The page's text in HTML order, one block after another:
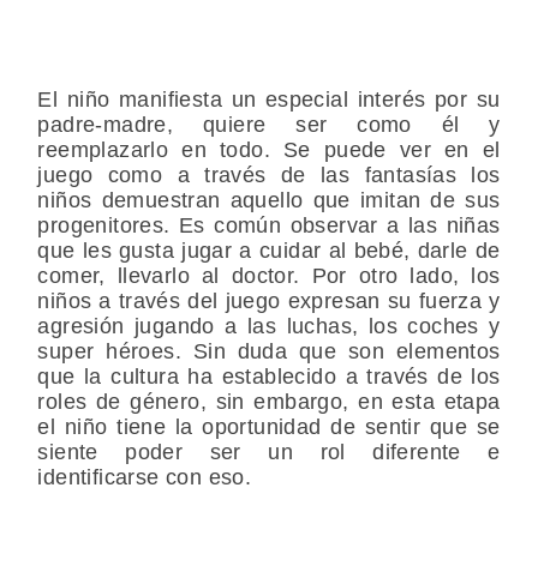
El niño manifiesta un especial interés por su
padre-madre, quiere ser como él y
reemplazarlo en todo. Se puede ver en el
juego como a través de las fantasías los
niños demuestran aquello que imitan de sus
progenitores. Es común observar a las niñas
que les gusta jugar a cuidar al bebé, darle de
comer, llevarlo al doctor. Por otro lado, los
niños a través del juego expresan su fuerza y
agresión jugando a las luchas, los coches y
super héroes. Sin duda que son elementos
que la cultura ha establecido a través de los
roles de género, sin embargo, en esta etapa
el niño tiene la oportunidad de sentir que se
siente poder ser un rol diferente e
identificarse con eso.